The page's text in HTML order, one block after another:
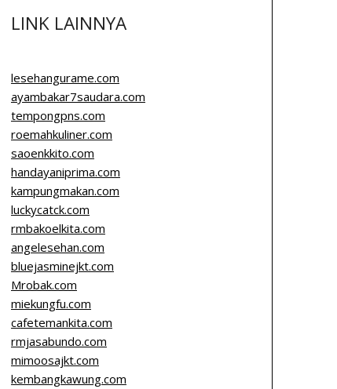
LINK LAINNYA
lesehangurame.com
ayambakar7saudara.com
tempongpns.com
roemahkuliner.com
saoenkkito.com
handayaniprima.com
kampungmakan.com
luckycatck.com
rmbakoelkita.com
angelesehan.com
bluejasminejkt.com
Mrobak.com
miekungfu.com
cafetemankita.com
rmjasabundo.com
mimoosajkt.com
kembangkawung.com